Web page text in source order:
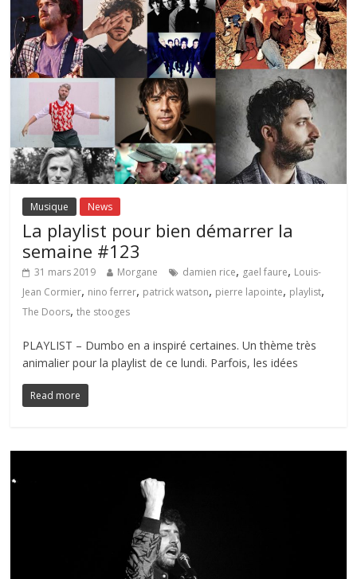
Musique News
La playlist pour bien démarrer la
semaine #123
31 mars 2019 Morgane damien rice, gael faure, Louis-
Jean Cormier, nino ferrer, patrick watson, pierre lapointe, playlist,
The Doors,the stooges
PLAYLIST – Dumbo en a inspiré certaines. Un thème très
animalier pour la playlist de ce lundi. Parfois, les idées
Read more